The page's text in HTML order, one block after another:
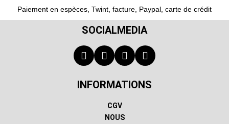
Paiement en espèces, Twint, facture, Paypal, carte de crédit
SOCIALMEDIA
INFORMATIONS
CGV
NOUS